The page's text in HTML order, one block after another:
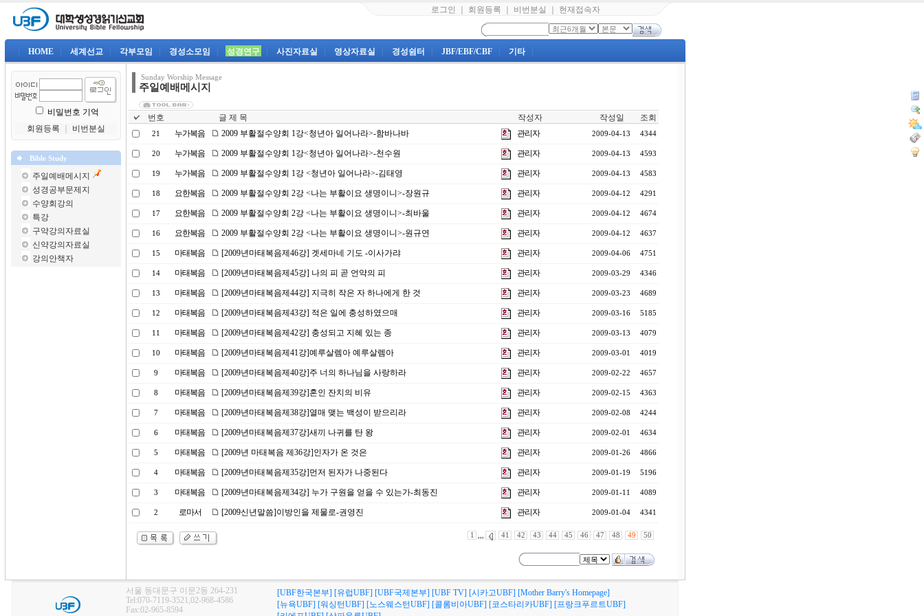
로그인 회원등록 비번분실 현재접속자
HOME 세계선교 각부모임 경성소모임 성경연구 사진자료실 영상자료실 경성쉼터 JBF/EBF/CBF 기타
비밀번호 기억
회원등록
비번분실
Bible Study
주일예배메시지
성경공부문제지
수양회강의
특강
구약강의자료실
신약강의자료실
강의안책자
Sunday Worship Message
주일예배메시지
번호 글 제 목 작성자 작성일 조회
21 누가복음 2009 부활절수양회 1강<청년아 일어나라>-함바나바 관리자 2009-04-13 4344
20 누가복음 2009 부활절수양회 1강<청년아 일어나라>-천수원 관리자 2009-04-13 4593
19 누가복음 2009 부활절수양회 1강 <청년아 일어나라>-김태영 관리자 2009-04-13 4583
18 요한복음 2009 부활절수양회 2강 <나는 부활이요 생명이니>-장원규 관리자 2009-04-12 4291
17 요한복음 2009 부활절수양회 2강 <나는 부활이요 생명이니>-최바울 관리자 2009-04-12 4674
16 요한복음 2009 부활절수양회 2강 <나는 부활이요 생명이니>-원규연 관리자 2009-04-12 4637
15 마태복음 [2009년마태복음제46강] 겟세마네 기도 -이사가랴 관리자 2009-04-06 4751
14 마태복음 [2009년마태복음제45강] 나의 피 곧 언약의 피 관리자 2009-03-29 4346
13 마태복음 [2009년마태복음제44강] 지극히 작은 자 하나에게 한 것 관리자 2009-03-23 4689
12 마태복음 [2009년마태복음제43강] 적은 일에 충성하였으매 관리자 2009-03-16 5185
11 마태복음 [2009년마태복음제42강] 충성되고 지혜 있는 종 관리자 2009-03-13 4079
10 마태복음 [2009년마태복음제41강]예루살렘아 예루살렘아 관리자 2009-03-01 4019
9 마태복음 [2009년마태복음제40강]주 너의 하나님을 사랑하라 관리자 2009-02-22 4657
8 마태복음 [2009년마태복음제39강]혼인 잔치의 비유 관리자 2009-02-15 4363
7 마태복음 [2009년마태복음제38강]열매 맺는 백성이 받으리라 관리자 2009-02-08 4244
6 마태복음 [2009년마태복음제37강]새끼 나귀를 탄 왕 관리자 2009-02-01 4634
5 마태복음 [2009년 마태복음 제36강]인자가 온 것은 관리자 2009-01-26 4866
4 마태복음 [2009년마태복음제35강]먼저 된자가 나중된다 관리자 2009-01-19 5196
3 마태복음 [2009년마태복음제34강] 누가 구원을 얻을 수 있는가-최동진 관리자 2009-01-11 4089
2 로마서 [2009신년말씀]이방인을 제물로-권영진 관리자 2009-01-04 4341
1 ,,, 41 42 43 44 45 46 47 48 49 50
서울 동대문구 이문2동 264-231
Tel:070-7119-3521,02-968-4586
Fax:02-965-8594
[UBF한국본부] [유럽UBF] [UBF국제본부] [UBF TV] [시카고UBF] [Mother Barry's Homepage]
[뉴욕UBF] [워싱턴UBF] [노스웨스턴UBF] [콜롬비아UBF] [코스타리카UBF] [프랑크푸르트UBF]